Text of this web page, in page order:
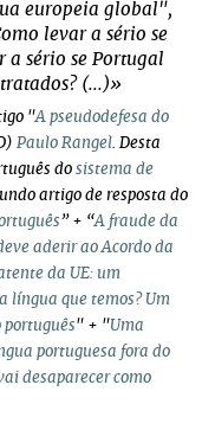
europeia global",
levar a sério se
a sério se Portugal
(...)»
"A pseudodefesa do
Paulo Rangel. Desta
do sistema de
artigo de resposta do
” + “A fraude da
aderir ao Acordo da
da UE: um
língua que temos? Um
português" + "Uma
portuguesa fora do
desaparecer como